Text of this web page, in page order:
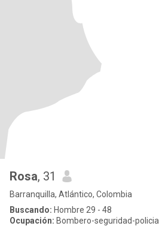
Rosa, 31
Barranquilla, Atlántico, Colombia
Buscando: Hombre 29 - 48
Ocupación: Bombero-seguridad-policia